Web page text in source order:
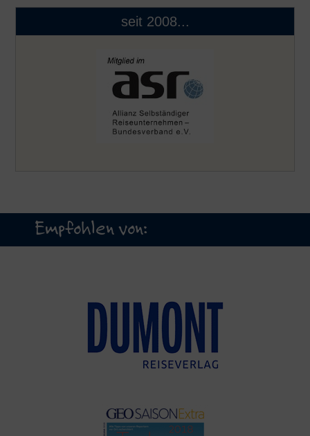
seit 2008...
Empfohlen von: